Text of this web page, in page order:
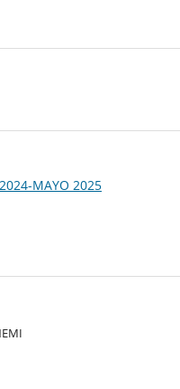
MAYO 2025